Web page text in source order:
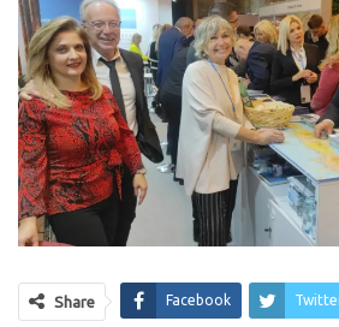
Share Facebook